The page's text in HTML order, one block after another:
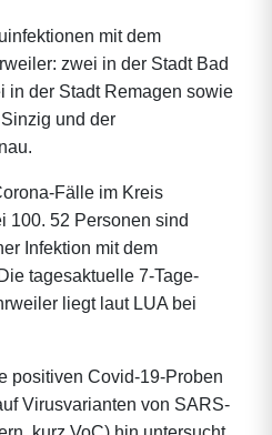
mit dem
zwei in der Stadt Bad
in der Stadt Remagen sowie
und der
Fälle im Kreis
100. 52 Personen sind
Infektion mit dem
tagesaktuelle 7-Tage-
liegt laut LUA bei
positiven Covid-19-Proben
Virusvarianten von SARS-